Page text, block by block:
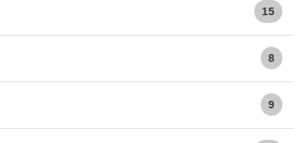
15
8
9